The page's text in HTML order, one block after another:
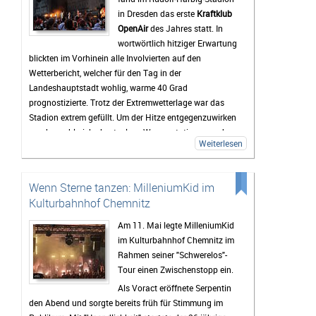
Vorfreude wächst mit jedem Tag. Viele Tickets sind
bereits verkauft und die Erwartungen an das
Wochenende sind entsprechend hoch. Wenn das
Wetter mitspielt und die Stimmung so gut wird wie in
den vergangenen Jahren, dürfte das Highfield Festival
2026 wieder zu den Höhepunkten des Festivalsommers
gehören.
in Dresden das erste Kraftklub
OpenAirdes Jahres statt. In
wortwörtlich hitziger Erwartung
blickten im Vorhinein alle Involvierten auf den
Wetterbericht, welcher für den Tag in der
Landeshauptstadt wohlig, warme 40 Grad
prognostizierte. Trotz der Extremwetterlage war das
Stadion extrem gefüllt. Um der Hitze entgegenzuwirken
wurden zahlreiche kostenlose Wasserstationen und -
sprinkler installiert, Rettungsdecken ausgegeben und
das Wasser an den Verkaufsständen um 20% reduziert.
zahlreichen Rettungskräfte direkt vor Ort.
Als erster Voract startete der Rapper
welcher mit Sommerkleid und Wassereis die passende
musikalische Untermalung für den sich langsam
nähernden und damit Abkühlung versprechenden
Sonnenuntergang lieferte. Mit seinen 17 Jahren und
seinem FeaturegastKid Kapri
konnte er die Fans, die
sich schon nachmittags in die Stadionsonne trauten,
begeistern.
Weiterlesen
Wenn Sterne tanzen: MilleniumKid im
Kulturbahnhof Chemnitz
Am 11. Mai legte MilleniumKid
im Kulturbahnhof Chemnitz im
Rahmen seiner "Schwerelos"-
Tour einen Zwischenstopp ein.
Als Voract eröffnete Serpentin
den Abend und sorgte bereits früh für Stimmung im